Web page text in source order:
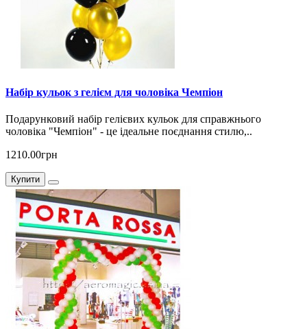
Набір кульок з гелієм для чоловіка Чемпіон
Подарунковий набір гелієвих кульок для справжнього
чоловіка "Чемпіон" - це ідеальне поєднання стилю,..
1210.00грн
Купити